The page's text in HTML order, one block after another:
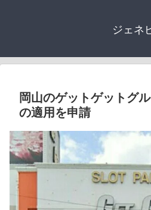
ジェネ
岡山のゲットゲットグ
の適用を申請